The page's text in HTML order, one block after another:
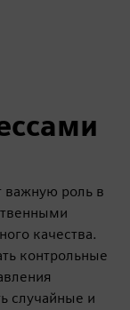
важную роль в
качества.
контрольные
случайные и